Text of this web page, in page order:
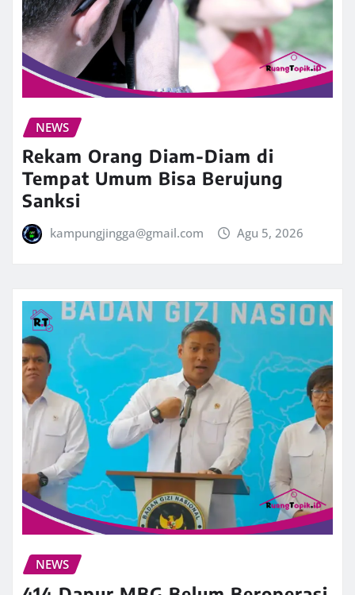
NEWS
Rekam Orang Diam-Diam di
Tempat Umum Bisa Berujung
Sanksi
kampungjingga@gmail.com Agu 5, 2026
NEWS